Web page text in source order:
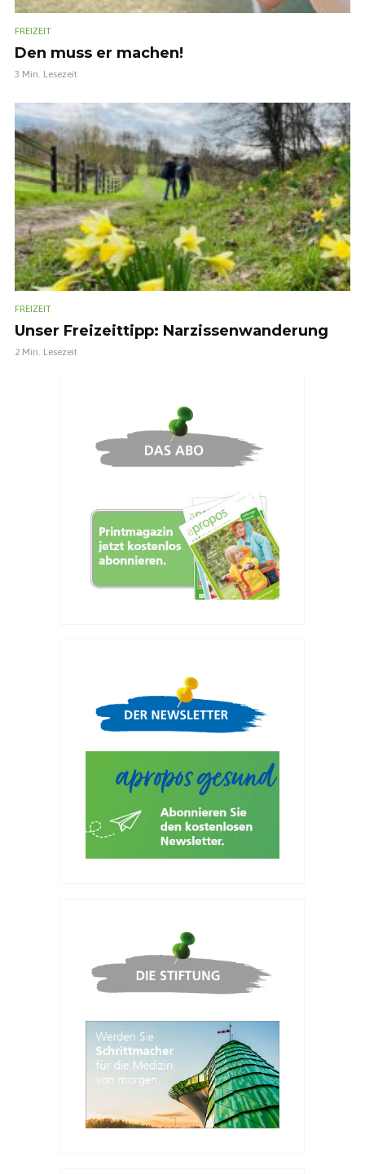
FREIZEIT
Den muss er machen!
3 Min. Lesezeit
FREIZEIT
Unser Freizeittipp: Narzissenwanderung
2 Min. Lesezeit